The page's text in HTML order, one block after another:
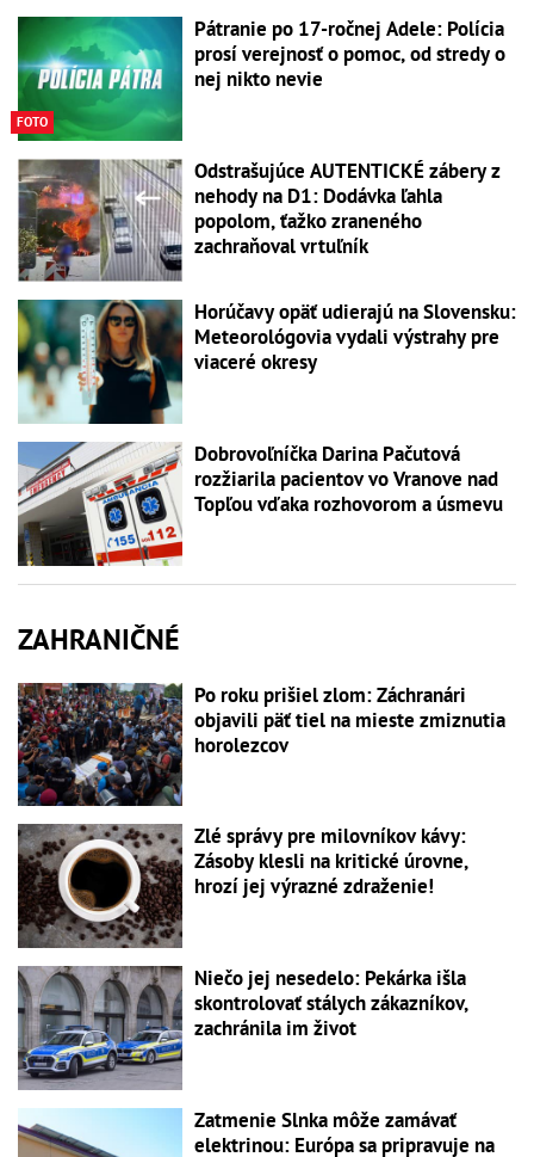
FOTO
Pátranie po 17-ročnej Adele: Polícia
prosí verejnosť o pomoc, od stredy o
nej nikto nevie
Odstrašujúce AUTENTICKÉ zábery z
nehody na D1: Dodávka ľahla
popolom, ťažko zraneného
zachraňoval vrtuľník
Horúčavy opäť udierajú na Slovensku:
Meteorológovia vydali výstrahy pre
viaceré okresy
Dobrovoľníčka Darina Pačutová
rozžiarila pacientov vo Vranove nad
Topľou vďaka rozhovorom a úsmevu
ZAHRANIČNÉ
Po roku prišiel zlom: Záchranári
objavili päť tiel na mieste zmiznutia
horolezcov
Zlé správy pre milovníkov kávy:
Zásoby klesli na kritické úrovne,
hrozí jej výrazné zdraženie!
Niečo jej nesedelo: Pekárka išla
skontrolovať stálych zákazníkov,
zachránila im život
Zatmenie Slnka môže zamávať
elektrinou: Európa sa pripravuje na